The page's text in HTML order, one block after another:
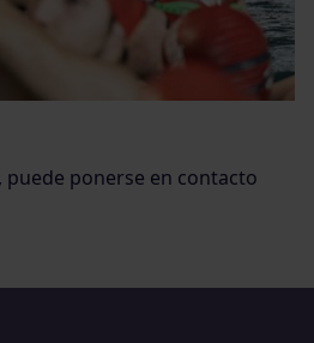
ponerse en contacto